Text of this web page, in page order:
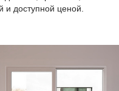
и доступной ценой.